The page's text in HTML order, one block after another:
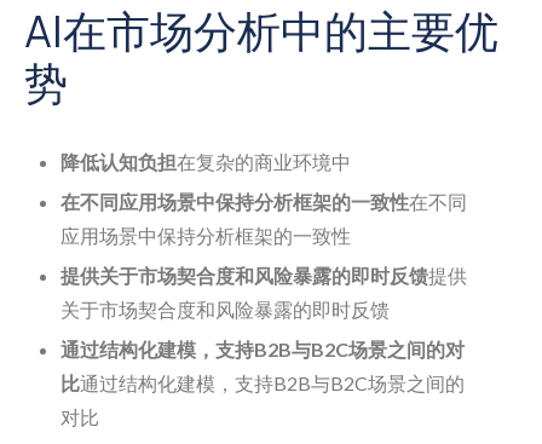
AI在市场分析中的主要优
势
降低认知负担在复杂的商业环境中
在不同应用场景中保持分析框架的一致性在不同
应用场景中保持分析框架的一致性
提供关于市场契合度和风险暴露的即时反馈提供
关于市场契合度和风险暴露的即时反馈
通过结构化建模，支持B2B与B2C场景之间的对
比通过结构化建模，支持B2B与B2C场景之间的
对比